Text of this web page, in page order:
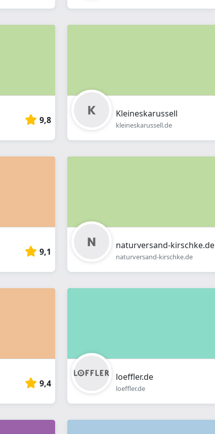
9,8
Kleineskarussell
kleineskarussell.de
9,1
naturversand-kirschke.de
naturversand-kirschke.de
9,4
loeffler.de
loeffler.de